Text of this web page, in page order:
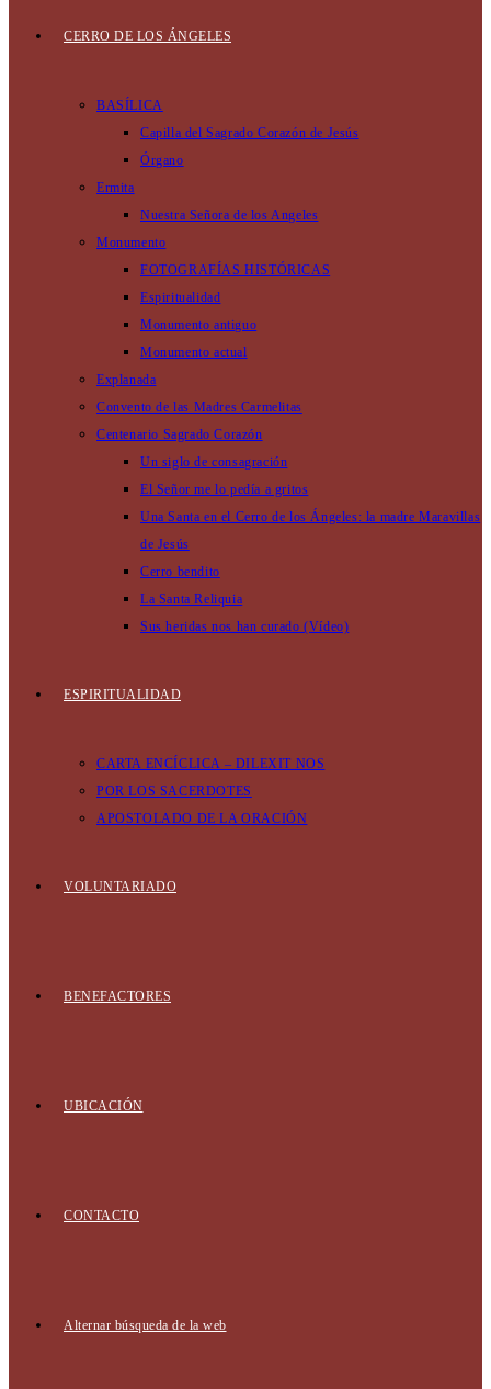
CERRO DE LOS ÁNGELES
BASÍLICA
Capilla del Sagrado Corazón de Jesús
Órgano
Ermita
Nuestra Señora de los Angeles
Monumento
FOTOGRAFÍAS HISTÓRICAS
Espiritualidad
Monumento antiguo
Monumento actual
Explanada
Convento de las Madres Carmelitas
Centenario Sagrado Corazón
Un siglo de consagración
El Señor me lo pedía a gritos
Una Santa en el Cerro de los Ángeles: la madre Maravillas
de Jesús
Cerro bendito
La Santa Reliquia
Sus heridas nos han curado (Vídeo)
ESPIRITUALIDAD
CARTA ENCÍCLICA – DILEXIT NOS
POR LOS SACERDOTES
APOSTOLADO DE LA ORACIÓN
VOLUNTARIADO
BENEFACTORES
UBICACIÓN
CONTACTO
Alternar búsqueda de la web